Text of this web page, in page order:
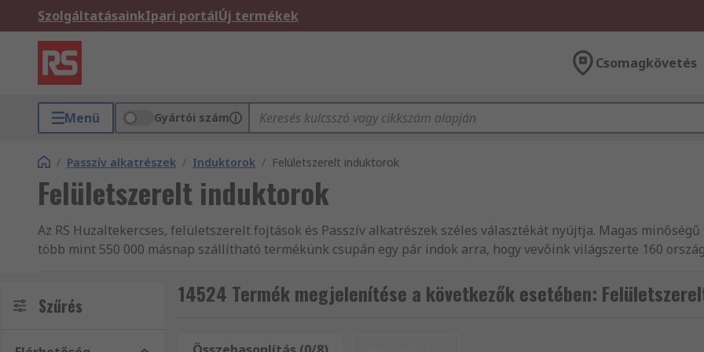
SzolgáltatásainkIpari portálÚj termékek
Csomagkövetés
Menü Gyártói szám
/ Passzív alkatrészek / Induktorok / Felületszerelt induktorok
Felületszerelt induktorok
Az RS Huzaltekercses, felületszerelt fojtások és Passzív alkatrészek széles választékát nyújtja. Magas
több mint 550 000 másnap szállítható termékünk csupán egy pár indok arra, hogy vevőink világszerte 160
forgalmazza. Webáruházunkban mind Elektronikus alkatrészek, elektromos készülékek és csatlakozók, mint pl.
kínálatát megtalálja. Amennyiben a termékeket vagy szolgáltatásainkat illető kérdései vannak, forduljon
Akár nagy tételben vásárol, vagy csupán egy-egy árucikket rendel, mindenképpen részesülhet másnapi
Szűrés 14524 Termék megjelenítése a következők esetében: